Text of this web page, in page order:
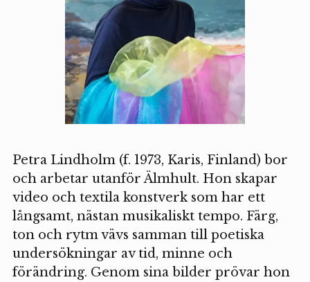
Petra Lindholm (f. 1973, Karis, Finland) bor
och arbetar utanför Älmhult. Hon skapar
video och textila konstverk som har ett
långsamt, nästan musikaliskt tempo. Färg,
ton och rytm vävs samman till poetiska
undersökningar av tid, minne och
förändring. Genom sina bilder prövar hon